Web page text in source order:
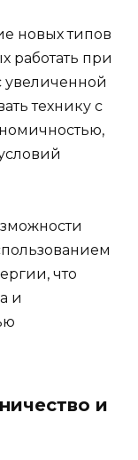
новых типов
работать при
увеличенной
технику с
что
и
и